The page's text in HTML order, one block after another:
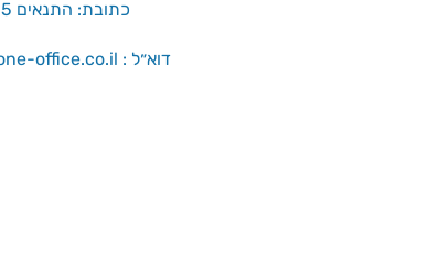
כתובת: התנאים 5 חולון
service@one-office.co.il : דוא״ל